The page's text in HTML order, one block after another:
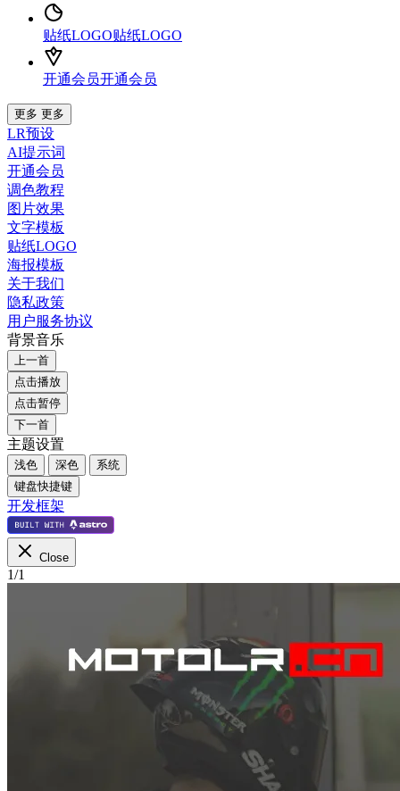
贴纸LOGO贴纸LOGO
开通会员开通会员
更多 更多
LR预设
AI提示词
开通会员
调色教程
图片效果
文字模板
贴纸LOGO
海报模板
关于我们
隐私政策
用户服务协议
背景音乐
上一首
点击播放
点击暂停
下一首
主题设置
浅色 深色
系统
键盘快捷键
开发框架
Close
1/1